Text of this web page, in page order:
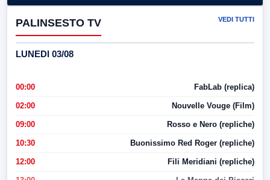
PALINSESTO TV VEDI TUTTI
LUNEDI 03/08
00:00 FabLab (replica)
02:00 Nouvelle Vouge (Film)
09:00 Rosso e Nero (repliche)
10:30 Buonissimo Red Roger (repliche)
12:00 Fili Meridiani (repliche)